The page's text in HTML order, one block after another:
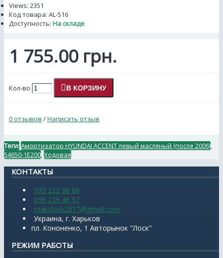
Views: 2351
Код товара: AL-516
Доступность: На складе
1 755.00 грн.
Кол-во В КОРЗИНУ
0 отзывов /Написать отзыв
Теги:Амортизатор HYUNDAI ACCENT левый масляный (после 2006)
54650-1E200 Ходовая
КОНТАКТЫ
095 222 88 66
098 239 46 57
makslosk2017@gmail.com
Украина, г. Харьков
пл. Кононенко, 1 Авторынок "Лоск"
РЕЖИМ РАБОТЫ